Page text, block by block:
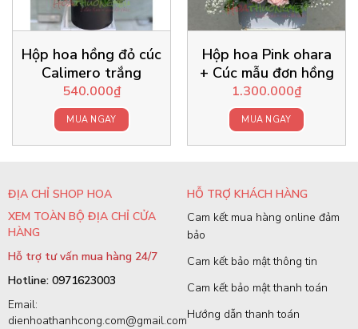
Hộp hoa hồng đỏ cúc
Calimero trắng
540.000₫
MUA NGAY
Hộp hoa Pink ohara
+ Cúc mẫu đơn hồng
1.300.000₫
MUA NGAY
ĐỊA CHỈ SHOP HOA
XEM TOÀN BỘ ĐỊA CHỈ CỬA
HÀNG
Hỗ trợ tư vấn mua hàng 24/7
Hotline: 0971623003
Email:
dienhoathanhcong.com@gmail.com
HỖ TRỢ KHÁCH HÀNG
Cam kết mua hàng online đảm
bảo
Cam kết bảo mật thông tin
Cam kết bảo mật thanh toán
Hướng dẫn thanh toán